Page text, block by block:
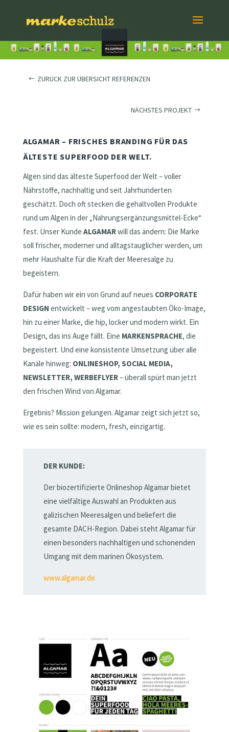
ZURÜCK ZUR ÜBERSICHT REFERENZEN
NÄCHSTES PROJEKT
ALGAMAR – FRISCHES BRANDING FÜR DAS
ÄLTESTE SUPERFOOD DER WELT.
Algen sind das älteste Superfood der Welt – voller
Nährstoffe, nachhaltig und seit Jahrhunderten
geschätzt. Doch oft stecken die gehaltvollen Produkte
rund um Algen in der „Nahrungsergänzungsmittel-Ecke“
fest. Unser Kunde ALGAMARwill das ändern: Die Marke
soll frischer, moderner und alltagstauglicher werden, um
mehr Haushalte für die Kraft der Meeresalge zu
begeistern.
Dafür haben wir ein von Grund auf neues CORPORATE
DESIGN entwickelt – weg vom angestaubten Öko-Image,
hin zu einer Marke, die hip, locker und modern wirkt. Ein
Design, das ins Auge fällt. Eine MARKENSPRACHE, die
begeistert. Und eine konsistente Umsetzung über alle
Kanäle hinweg: ONLINESHOP, SOCIAL MEDIA,
NEWSLETTER, WERBEFLYER– überall spürt man jetzt
den frischen Wind von Algamar.
Ergebnis? Mission gelungen. Algamar zeigt sich jetzt so,
wie es sein sollte: modern, fresh, einzigartig.
DER KUNDE:
Der biozertifizierte Onlineshop Algamar bietet
eine vielfältige Auswahl an Produkten aus
galizischen Meeresalgen und beliefert die
gesamte DACH-Region. Dabei steht Algamar für
einen besonders nachhaltigen und schonenden
Umgang mit dem marinen Ökosystem.
www.algamar.de